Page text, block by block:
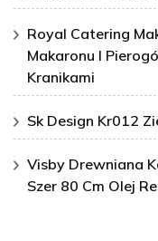
Royal Catering
Makaronu I
Kranikami
Sk Design Kr012
Visby Drewniana
Szer 80 Cm Olej